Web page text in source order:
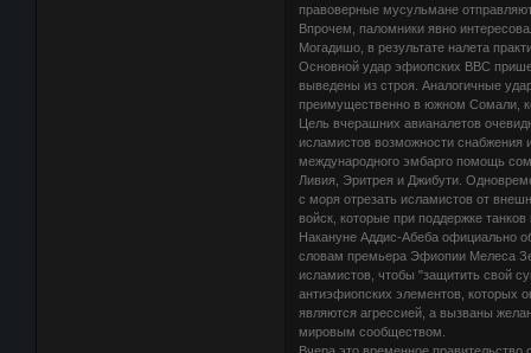
правоверные мусульмане
Впрочем, паломники явно
Могадишо, в результате налета
Основной удар эфиопских ВВС
выведены из строя. Аналогичные
преимущественно в южном Сомали,
Цель вчерашних авианалетов
исламистов возможности
международного эмбарго помощь
Ливия, Эритрея и Джибути.
с моря отрезать исламистов от
войск, которые при поддержке
Накануне Аддис-Абеба официально
словам премьера Эфиопии Мелеса
исламистов, чтобы "защитить свой
антиэфиопских элементов, которых
являются агрессией, а вызваны
мировым сообществом.